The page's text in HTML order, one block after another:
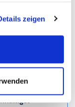
zeigen
Tech-